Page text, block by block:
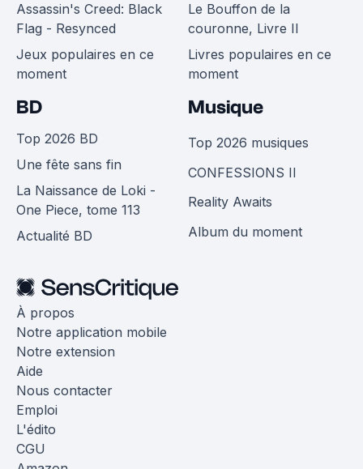
Assassin's Creed: Black
Flag - Resynced
Jeux populaires en ce
moment
Le Bouffon de la
couronne, Livre II
Livres populaires en ce
moment
BD
Top 2026 BD
Une fête sans fin
La Naissance de Loki -
One Piece, tome 113
Actualité BD
Musique
Top 2026 musiques
CONFESSIONS II
Reality Awaits
Album du moment
À propos
Notre application mobile
Notre extension
Aide
Nous contacter
Emploi
L'édito
CGU